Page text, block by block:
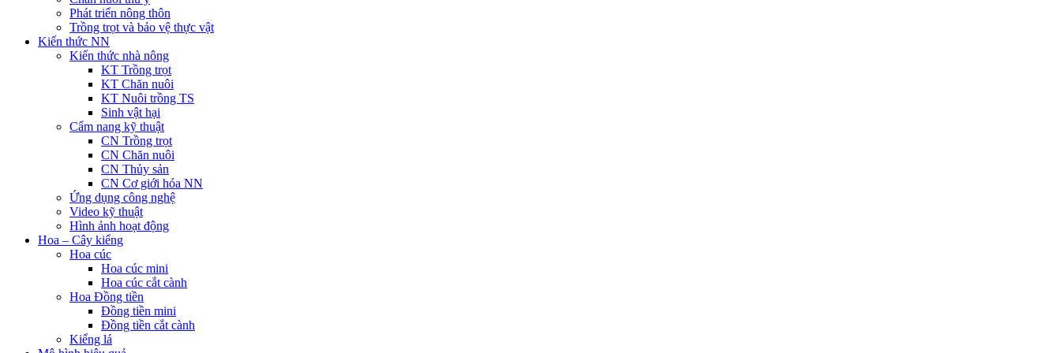
Phát triển nông thôn
Trồng trọt và bảo vệ thực vật
Kiến thức NN
Kiến thức nhà nông
KT Trồng trọt
KT Chăn nuôi
KT Nuôi trồng TS
Sinh vật hại
Cẩm nang kỹ thuật
CN Trồng trọt
CN Chăn nuôi
CN Thủy sản
CN Cơ giới hóa NN
Ứng dụng công nghệ
Video kỹ thuật
Hình ảnh hoạt động
Hoa – Cây kiểng
Hoa cúc
Hoa cúc mini
Hoa cúc cắt cành
Hoa Đồng tiền
Đồng tiền mini
Đồng tiền cắt cành
Kiểng lá